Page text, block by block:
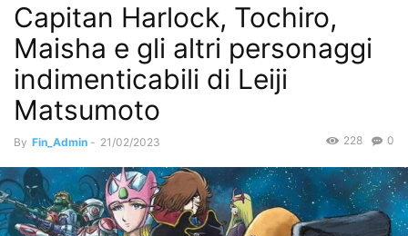
Capitan Harlock, Tochiro,
Maisha e gli altri personaggi
indimenticabili di Leiji
Matsumoto
By Fin_Admin - 21/02/2023 0
228